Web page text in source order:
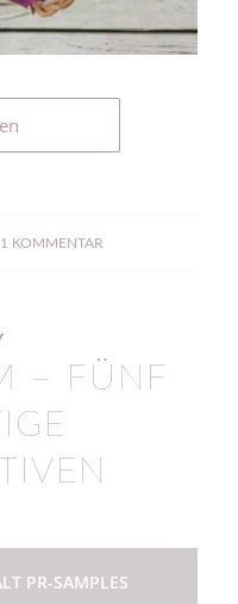
1 KOMMENTAR
– FÜNF
PR-SAMPLES